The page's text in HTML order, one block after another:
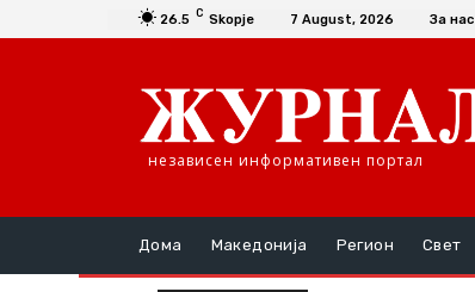
26.5 C Skopje 7 August, 2026 За нас
независен информативен портал
Дома Македонија Регион Свет